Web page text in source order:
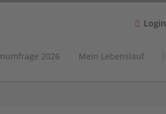
Login
2026 Mein Lebenslauf